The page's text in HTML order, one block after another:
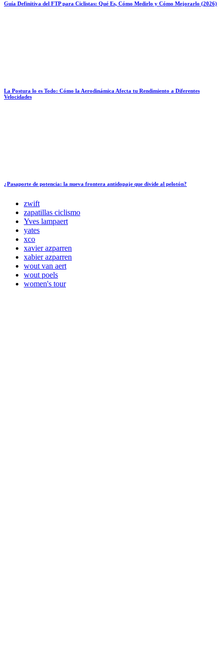
Guía Definitiva del FTP para Ciclistas: Qué Es, Cómo Medirlo y Cómo Mejorarlo (2026)
La Postura lo es Todo: Cómo la Aerodinámica Afecta tu Rendimiento a Diferentes
Velocidades
¿Pasaporte de potencia: la nueva frontera antidopaje que divide al pelotón?
zwift
zapatillas ciclismo
Yves lampaert
yates
xco
xavier azparren
xabier azparren
wout van aert
wout poels
women's tour